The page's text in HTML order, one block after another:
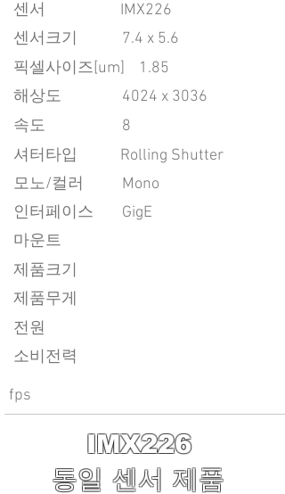
센서
IMX226
센서크기
픽셀사이즈[um]
1.85
​해상도
4024 x 3036
속도
8
​셔터타입
Rolling Shutter
모노/컬러
Mono
인터페이스
GigE
마운트
제품크기
제품무게
전원
소비전력
7.4 x 5.6
fps
IMX226
동일 센서 제품